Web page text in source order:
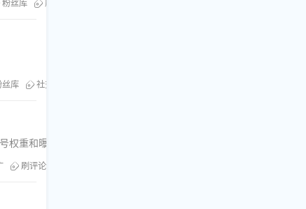
粉丝库 刷浏览
丝库 社交媒体服务
重和曝光率。
刷评论